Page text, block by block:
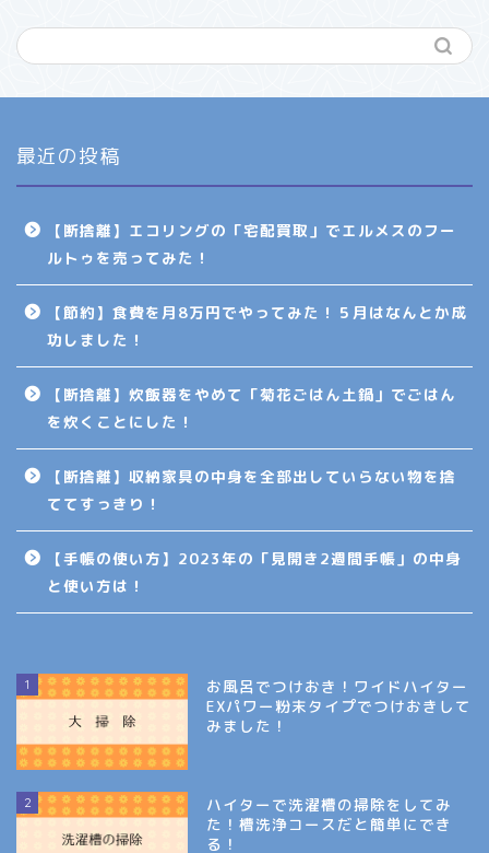
最近の投稿
【断捨離】エコリングの「宅配買取」でエルメスのフー
ルトゥを売ってみた！
【節約】食費を月8万円でやってみた！５月はなんとか成
功しました！
【断捨離】炊飯器をやめて「菊花ごはん土鍋」でごはん
を炊くことにした！
【断捨離】収納家具の中身を全部出していらない物を捨
ててすっきり！
【手帳の使い方】2023年の「見開き2週間手帳」の中身
と使い方は！
1
お風呂でつけおき！ワイドハイター
EXパワー粉末タイプでつけおきして
みました！
2
ハイターで洗濯槽の掃除をしてみ
た！槽洗浄コースだと簡単にでき
る！